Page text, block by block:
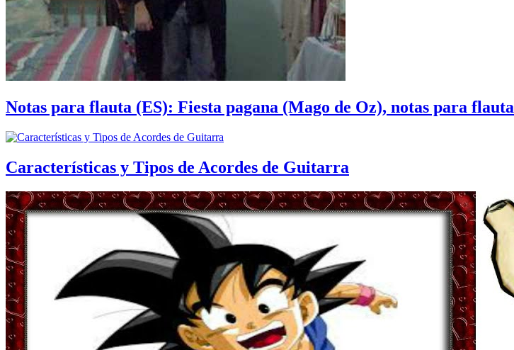
Notas para flauta (ES): Fiesta pagana (Mago de Oz), notas para flauta
Características y Tipos de Acordes de Guitarra